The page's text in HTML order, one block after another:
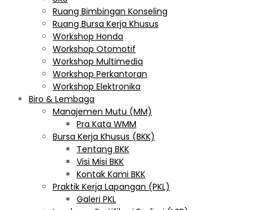
Ruang Bimbingan Konseling
Ruang Bursa Kerja Khusus
Workshop Honda
Workshop Otomotif
Workshop Multimedia
Workshop Perkantoran
Workshop Elektronika
Biro & Lembaga
Manajemen Mutu (MM)
Pra Kata WMM
Bursa Kerja Khusus (BKK)
Tentang BKK
Visi Misi BKK
Kontak Kami BKK
Praktik Kerja Lapangan (PKL)
Galeri PKL